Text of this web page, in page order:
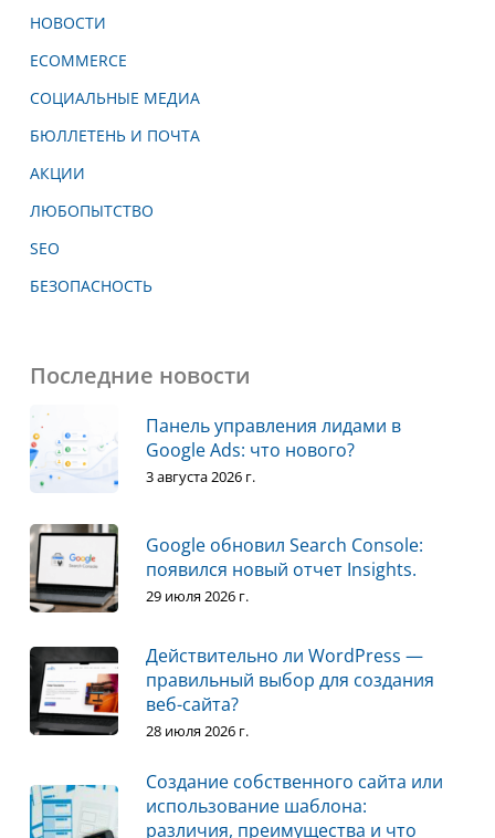
НОВОСТИ
ECOMMERCE
СОЦИАЛЬНЫЕ МЕДИА
БЮЛЛЕТЕНЬ И ПОЧТА
АКЦИИ
ЛЮБОПЫТСТВО
SEO
БЕЗОПАСНОСТЬ
Последние новости
Панель управления лидами в
Google Ads: что нового?
3 августа 2026 г.
Google обновил Search Console:
появился новый отчет Insights.
29 июля 2026 г.
Действительно ли WordPress —
правильный выбор для создания
веб-сайта?
28 июля 2026 г.
Создание собственного сайта или
использование шаблона:
различия, преимущества и что